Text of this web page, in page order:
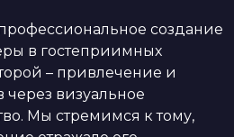
создание
в гостеприимных
– привлечение и
визуальное
Мы стремимся к тому,